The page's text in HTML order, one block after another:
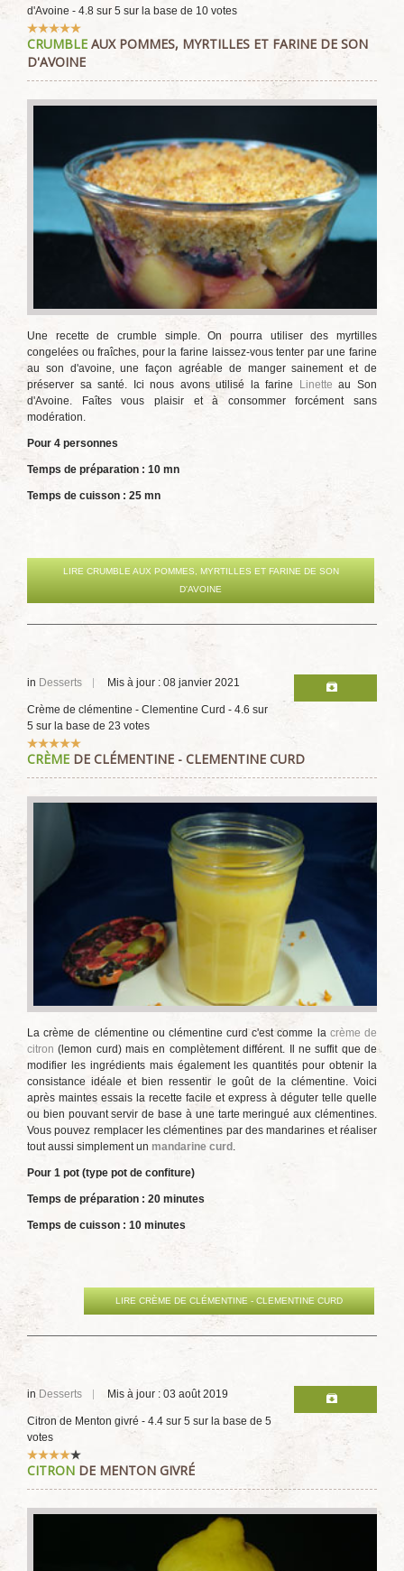
d'Avoine - 4.8 sur 5 sur la base de 10 votes
Vote
utilisateur: 5/5
CRUMBLE AUX POMMES, MYRTILLES ET FARINE DE SON
D'AVOINE
Une recette de crumble simple. On pourra utiliser des myrtilles
congelées ou fraîches, pour la farine laissez-vous tenter par une farine
au son d'avoine, une façon agréable de manger sainement et de
préserver sa santé. Ici nous avons utilisé la farine
Linette au Son
d'Avoine. Faîtes vous plaisir et à consommer forcément sans
modération.
Pour 4 personnes
Temps de préparation : 10 mn
Temps de cuisson : 25 mn
LIRE CRUMBLE AUX POMMES, MYRTILLES ET FARINE DE SON
D'AVOINE
in Desserts Mis à jour : 08 janvier 2021
Crème de clémentine - Clementine Curd - 4.6 sur
5 sur la base de 23 votes
Vote
utilisateur:5/5
CRÈME DE CLÉMENTINE - CLEMENTINE CURD
La crème de clémentine ou clémentine curd c'est comme la crème de
citron (lemon curd) mais en complètement différent. Il ne suffit que de
modifier les ingrédients mais également les quantités pour obtenir la
consistance idéale et bien ressentir le goût de la clémentine. Voici
après maintes essais la recette facile et express à déguter telle quelle
ou bien pouvant servir de base à une tarte meringué aux clémentines.
Vous pouvez remplacer les clémentines par des mandarines et réaliser
tout aussi simplement un mandarine curd .
Pour 1 pot (type pot de confiture)
Temps de préparation : 20 minutes
Temps de cuisson : 10 minutes
LIRE CRÈME DE CLÉMENTINE - CLEMENTINE CURD
in Desserts Mis à jour : 03 août 2019
Citron de Menton givré - 4.4 sur 5 sur la base de 5
votes
Vote
utilisateur: 4/5
CITRON DE MENTON GIVRÉ